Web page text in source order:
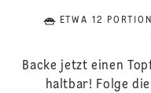
ETWA 12
Backe jetzt einen
haltbar! Folge